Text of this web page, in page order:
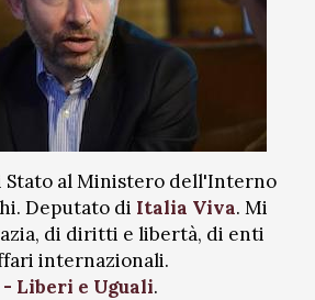
Stato al Ministero dell'Interno
Deputato di Italia Viva. Mi
di diritti e libertà, di enti
internazionali.
Liberi e Uguali.